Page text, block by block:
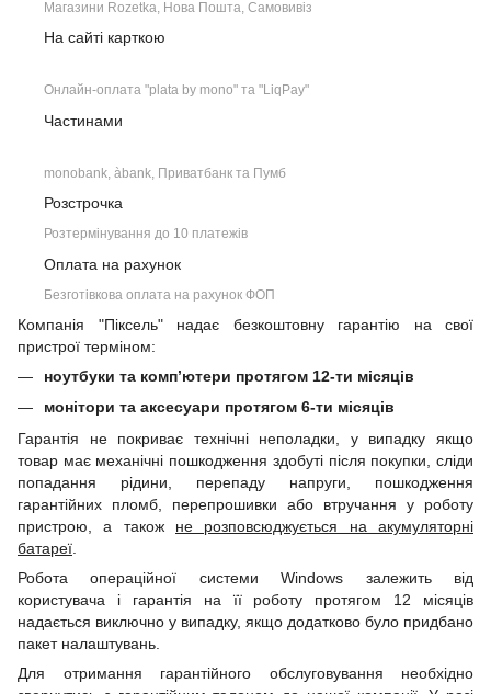
Магазини Rozetka, Нова Пошта, Самовивіз
На сайті карткою
Онлайн-оплата "plata by mono" та "LiqPay"
Частинами
monobank, àbank, Приватбанк та Пумб
Розстрочка
Розтермінування до 10 платежів
Оплата на рахунок
Безготівкова оплата на рахунок ФОП
Компанія "Піксель" надає безкоштовну гарантію на свої
пристрої терміном:
ноутбуки та комп’ютери протягом 12-ти місяців
монітори та аксесуари протягом 6-ти місяців
Гарантія не покриває технічні неполадки, у випадку якщо
товар має механічні пошкодження здобуті після покупки, сліди
попадання рідини, перепаду напруги, пошкодження
гарантійних пломб, перепрошивки або втручання у роботу
пристрою, а також не розповсюджується на акумуляторні
батареї
Робота операційної системи Windows залежить від
користувача і гарантія на її роботу протягом 12 місяців
надається виключно у випадку, якщо додатково було придбано
пакет налаштувань.
Для отримання гарантійного обслуговування необхідно